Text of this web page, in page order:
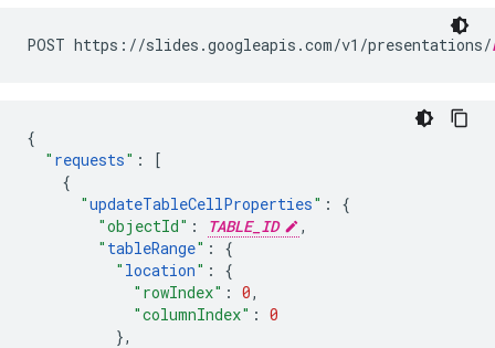
POST https://slides.googleapis.com/v1/presentations/
{
" requests" :
[
{
"updateTableCellProperties" :
{
"objectId" : TABLE_ID
,
" tableRange" :
{
" location" :
{
"rowIndex" : 0,
"columnIndex" : 0
},